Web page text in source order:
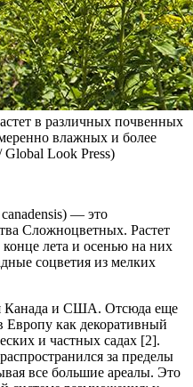
в различных почвенных
влажных и более
Look Press)
— это
Сложноцветных. Растет
лета и осенью на них
соцветия из мелких
Канада и США. Отсюда еще
Европу как декоративный
и частных садах [2].
за пределы
все большие ареалы. Это